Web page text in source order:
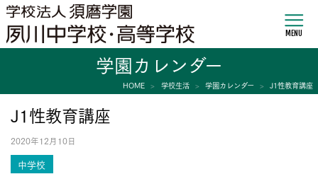
MENU
学園カレンダー
HOME 学校生活 学園カレンダー J1性教育講座
J1性教育講座
2020年12月10日
中学校